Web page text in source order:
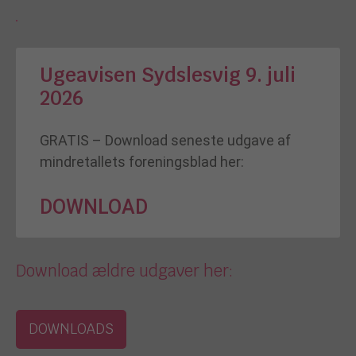
Ugeavisen Sydslesvig 9. juli
2026
GRATIS – Download seneste udgave af
mindretallets foreningsblad her:
DOWNLOAD
Download ældre udgaver her:
DOWNLOADS